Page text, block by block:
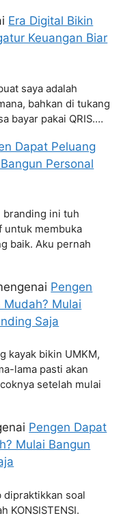
Era Digital Bikin
Keuangan Biar
saya adalah
bahkan di tukang
bayar pakai QRIS.…
Dapat Peluang
Personal
branding ini tuh
untuk membuka
baik. Aku pernah
Pengen
Mudah? Mulai
Saja
kayak bikin UMKM,
lama pasti akan
setelah mulai
Pengen Dapat
Mulai Bangun
dipraktikkan soal
KONSISTENSI.